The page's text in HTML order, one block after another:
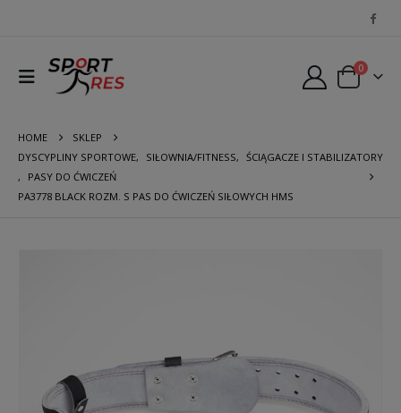
0
HOME
SKLEP
DYSCYPLINY SPORTOWE, SIŁOWNIA/FITNESS, ŚCIĄGACZE I STABILIZATORY
,
PASY DO ĆWICZEŃ
PA3778 BLACK ROZM. S PAS DO ĆWICZEŃ SIŁOWYCH HMS